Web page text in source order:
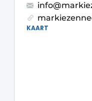
KAART